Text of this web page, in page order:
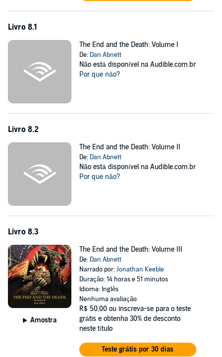
Livro 8.1
The End and the Death: Volume I
De: Dan Abnett
Não está disponível na Audible.com.br
Por que não?
Livro 8.2
The End and the Death: Volume II
De: Dan Abnett
Não está disponível na Audible.com.br
Por que não?
Livro 8.3
Amostra
The End and the Death: Volume III
De: Dan Abnett
Narrado por:Jonathan Keeble
Duração: 14 horas e 51 minutos
Idioma: Inglês
Nenhuma avaliação
R$ 50,00 ou inscreva-se para o teste
grátis e obtenha 30% de desconto
neste título
Teste grátis por 30 dias